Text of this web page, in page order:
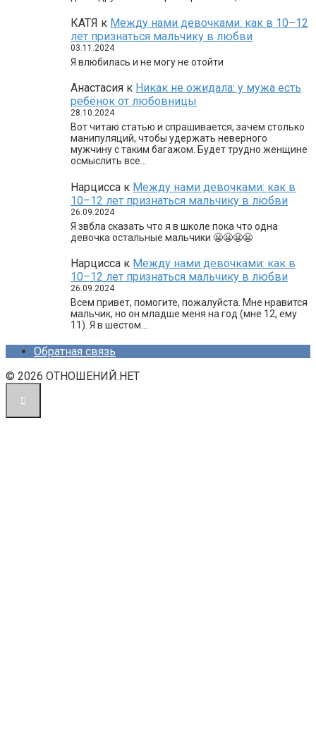
КАТЯ к Между нами девочками: как в 10–12
лет признаться мальчику в любви
03.11.2024
Я влюбилась и не могу не отойти
Анастасия к Никак не ожидала: у мужа есть
ребёнок от любовницы
28.10.2024
Вот читаю статью и спрашивается, зачем столько
манипуляций, чтобы удержать неверного
мужчину с таким багажом. Будет трудно женщине
осмыслить все…
Нарцисса к Между нами девочками: как в
10–12 лет признаться мальчику в любви
26.09.2024
Я звбла сказать что я в школе пока что одна
девочка остальные мальчики 😬😬😬😬
Нарцисса к Между нами девочками: как в
10–12 лет признаться мальчику в любви
26.09.2024
Всем привет, помогите, пожалуйста. Мне нравится
мальчик, но он младше меня на год (мне 12, ему
11). Я в шестом…
Обратная связь
© 2026 ОТНОШЕНИЙ.НЕТ